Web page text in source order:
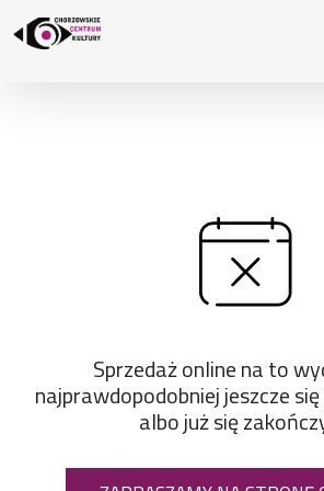
Przejdź do treści
Sprzedaż online na to
najprawdopodobniej jeszcze
albo już się